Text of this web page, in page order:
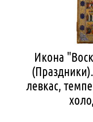
Икона
левкас,